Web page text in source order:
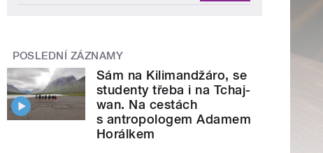
POSLEDNÍ ZÁZNAMY
Sám na Kilimandžáro, se
studenty třeba i na Tchaj-
wan. Na cestách
s antropologem Adamem
Horálkem